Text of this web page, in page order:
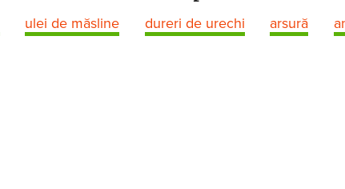
ulei de măsline dureri de urechi arsură